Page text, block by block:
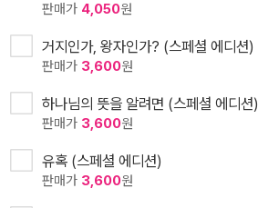
판매가 4,050원
거지인가, 왕자인가? (스페셜 에디션)
판매가 3,600원
하나님의 뜻을 알려면 (스페셜 에디션)
판매가 3,600원
유혹 (스페셜 에디션)
판매가 3,600원